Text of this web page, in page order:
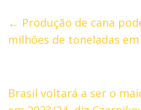
← Produção de cana
milhões de toneladas
Brasil voltará a ser o